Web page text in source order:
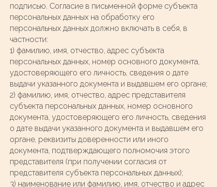
подписью. Согласие в письменной форме субъекта
персональных данных на обработку его
персональных данных должно включать в себя, в
частности:
1) фамилию, имя, отчество, адрес субъекта
персональных данных, номер основного документа,
удостоверяющего его личность, сведения о дате
выдачи указанного документа и выдавшем его органе;
2) фамилию, имя, отчество, адрес представителя
субъекта персональных данных, номер основного
документа, удостоверяющего его личность, сведения
о дате выдачи указанного документа и выдавшем его
органе, реквизиты доверенности или иного
документа, подтверждающего полномочия этого
представителя (при получении согласия от
представителя субъекта персональных данных);
3) наименование или фамилию, имя, отчество и адрес